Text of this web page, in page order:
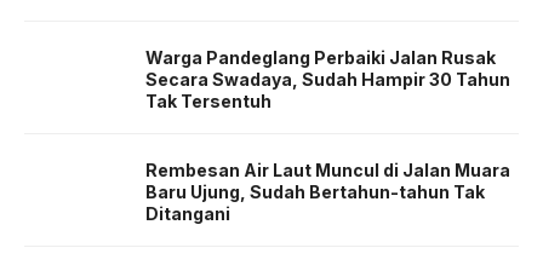
Warga Pandeglang Perbaiki Jalan Rusak
Secara Swadaya, Sudah Hampir 30 Tahun
Tak Tersentuh
Rembesan Air Laut Muncul di Jalan Muara
Baru Ujung, Sudah Bertahun-tahun Tak
Ditangani